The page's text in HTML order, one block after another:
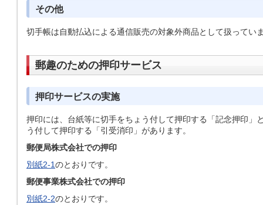
その他
切手帳は自動払込による通信販売の対象外商品として扱ってい
郵趣のための押印サービス
押印サービスの実施
押印には、台紙等に切手をちょう付して押印する「記念押印」
う付して押印する「引受消印」があります。
郵便局株式会社での押印
別紙2-1のとおりです。
郵便事業株式会社での押印
別紙2-2のとおりです。